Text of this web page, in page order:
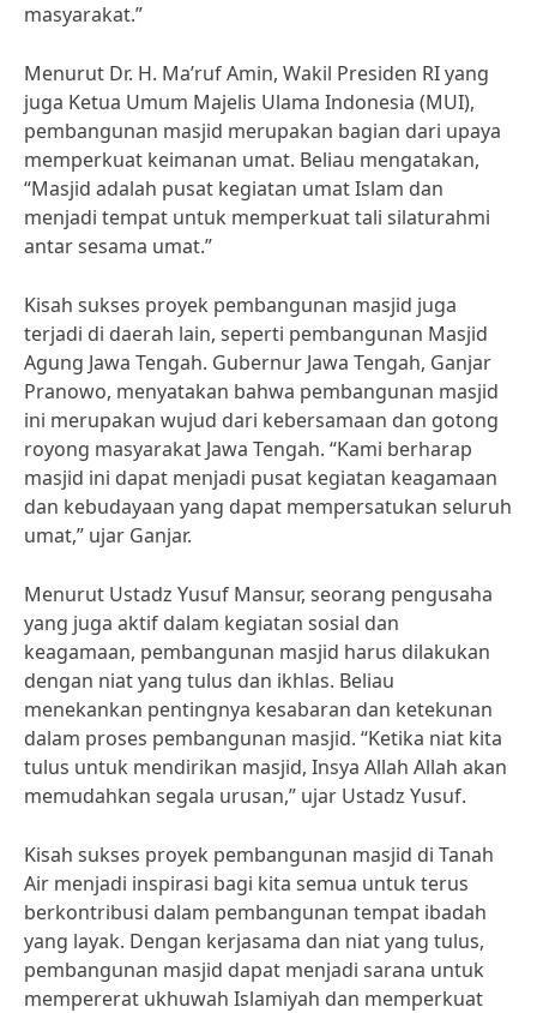
masyarakat.”
Menurut Dr. H. Ma’ruf Amin, Wakil Presiden RI yang
juga Ketua Umum Majelis Ulama Indonesia (MUI),
pembangunan masjid merupakan bagian dari upaya
memperkuat keimanan umat. Beliau mengatakan,
“Masjid adalah pusat kegiatan umat Islam dan
menjadi tempat untuk memperkuat tali silaturahmi
antar sesama umat.”
Kisah sukses proyek pembangunan masjid juga
terjadi di daerah lain, seperti pembangunan Masjid
Agung Jawa Tengah. Gubernur Jawa Tengah, Ganjar
Pranowo, menyatakan bahwa pembangunan masjid
ini merupakan wujud dari kebersamaan dan gotong
royong masyarakat Jawa Tengah. “Kami berharap
masjid ini dapat menjadi pusat kegiatan keagamaan
dan kebudayaan yang dapat mempersatukan seluruh
umat,” ujar Ganjar.
Menurut Ustadz Yusuf Mansur, seorang pengusaha
yang juga aktif dalam kegiatan sosial dan
keagamaan, pembangunan masjid harus dilakukan
dengan niat yang tulus dan ikhlas. Beliau
menekankan pentingnya kesabaran dan ketekunan
dalam proses pembangunan masjid. “Ketika niat kita
tulus untuk mendirikan masjid, Insya Allah Allah akan
memudahkan segala urusan,” ujar Ustadz Yusuf.
Kisah sukses proyek pembangunan masjid di Tanah
Air menjadi inspirasi bagi kita semua untuk terus
berkontribusi dalam pembangunan tempat ibadah
yang layak. Dengan kerjasama dan niat yang tulus,
pembangunan masjid dapat menjadi sarana untuk
mempererat ukhuwah Islamiyah dan memperkuat